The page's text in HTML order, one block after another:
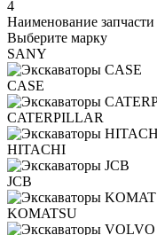
4
Наименование запчасти
Выберите марку
SANY
CASE
CATERPILLAR
HITACHI
JCB
KOMATSU